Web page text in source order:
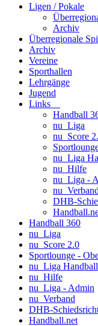
Ligen / Pokale
Archiv
Überregionale
Archiv
Vereine
Sporthallen
Lehrgänge
Jugend
Links
Handball
nu_Liga
nu_Score
nu_Liga
nu_Hilfe
nu_Liga -
nu_Verband
DHB-
Handball 360
nu_Liga
nu_Score 2.0
Sportlounge -
nu_Liga
nu_Hilfe
nu_Liga - Admin
nu_Verband
DHB-
Handball.net